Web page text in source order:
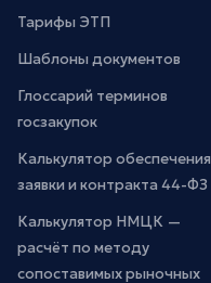
Тарифы ЭТП
Шаблоны документов
Глоссарий терминов
госзакупок
Калькулятор обеспечения
заявки и контракта 44-ФЗ
Калькулятор НМЦК —
расчёт по методу
сопоставимых рыночных